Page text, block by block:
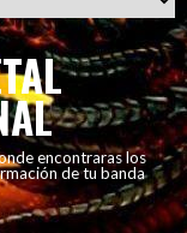
encontraras los
de tu banda